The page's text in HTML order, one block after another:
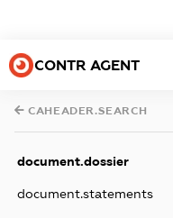
CONTR AGENT
CAHEADER.SEARCH
document.dossier
document.statements